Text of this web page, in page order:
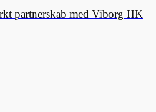
partnerskab med Viborg HK